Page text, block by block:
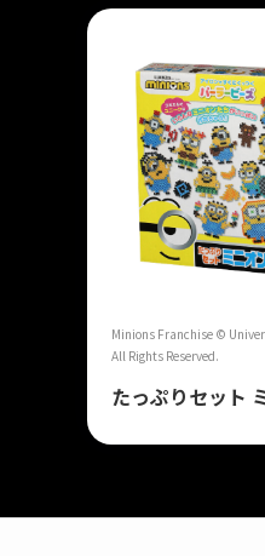
Minions Franchise ©
All Rights Reserved.
たっぷりセット